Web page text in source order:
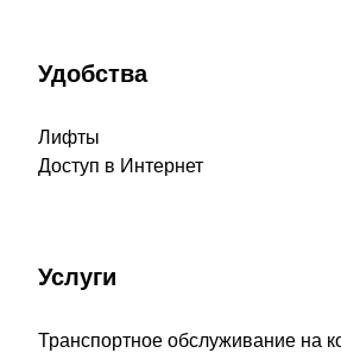
Удобства
Лифты
Доступ в Интернет
Услуги
Транспортное обслуживание на